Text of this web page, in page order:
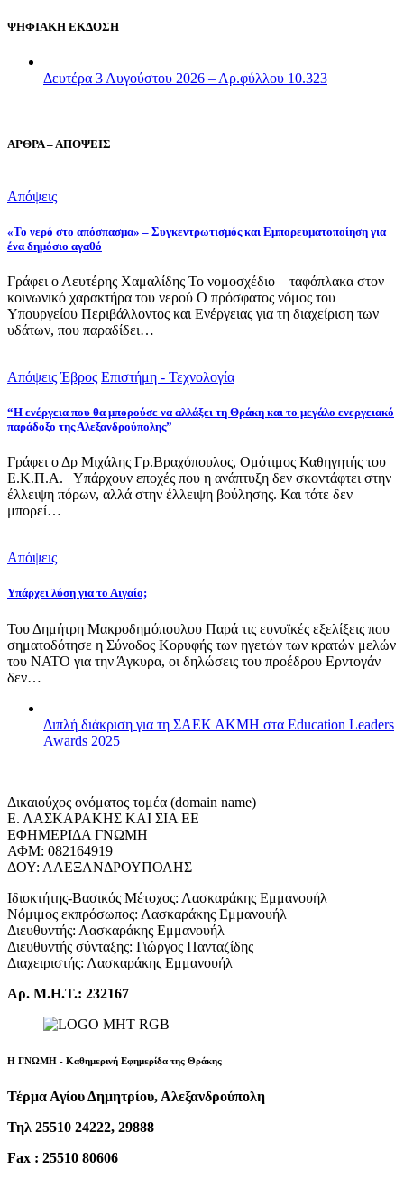
ΨΗΦΙΑΚΗ ΕΚΔΟΣΗ
Δευτέρα 3 Αυγούστου 2026 – Αρ.φύλλου 10.323
ΑΡΘΡΑ – ΑΠΟΨΕΙΣ
Απόψεις
«Το νερό στο απόσπασμα» – Συγκεντρωτισμός και Εμπορευματοποίηση για
ένα δημόσιο αγαθό
Γράφει ο Λευτέρης Χαμαλίδης Το νομοσχέδιο – ταφόπλακα στον
κοινωνικό χαρακτήρα του νερού Ο πρόσφατος νόμος του
Υπουργείου Περιβάλλοντος και Ενέργειας για τη διαχείριση των
υδάτων, που παραδίδει…
Απόψεις Έβρος Επιστήμη - Τεχνολογία
“Η ενέργεια που θα μπορούσε να αλλάξει τη Θράκη και το μεγάλο ενεργειακό
παράδοξο της Αλεξανδρούπολης”
Γράφει ο Δρ Μιχάλης Γρ.Βραχόπουλος, Ομότιμος Καθηγητής του
Ε.Κ.Π.Α. Υπάρχουν εποχές που η ανάπτυξη δεν σκοντάφτει στην
έλλειψη πόρων, αλλά στην έλλειψη βούλησης. Και τότε δεν
μπορεί…
Απόψεις
Υπάρχει λύση για το Αιγαίο;
Του Δημήτρη Μακροδημόπουλου Παρά τις ευνοϊκές εξελίξεις που
σηματοδότησε η Σύνοδος Κορυφής των ηγετών των κρατών μελών
του ΝΑΤΟ για την Άγκυρα, οι δηλώσεις του προέδρου Ερντογάν
δεν…
Διπλή διάκριση για τη ΣΑΕΚ ΑΚΜΗ στα Education Leaders
Awards 2025
Δικαιούχος ονόματος τομέα (domain name)
Ε. ΛΑΣΚΑΡΑΚΗΣ ΚΑΙ ΣΙΑ ΕΕ
ΕΦΗΜΕΡΙΔΑ ΓΝΩΜΗ
ΑΦΜ: 082164919
ΔΟΥ: ΑΛΕΞΑΝΔΡΟΥΠΟΛΗΣ
Ιδιοκτήτης-Βασικός Μέτοχος: Λασκαράκης Εμμανουήλ
Νόμιμος εκπρόσωπος: Λασκαράκης Εμμανουήλ
Διευθυντής: Λασκαράκης Εμμανουήλ
Διευθυντής σύνταξης: Γιώργος Πανταζίδης
Διαχειριστής: Λασκαράκης Εμμανουήλ
Αρ. Μ.Η.Τ.: 232167
Η ΓΝΩΜΗ - Καθημερινή Εφημερίδα της Θράκης
Τέρμα Αγίου Δημητρίου, Αλεξανδρούπολη
Τηλ 25510 24222, 29888
Fax : 25510 80606